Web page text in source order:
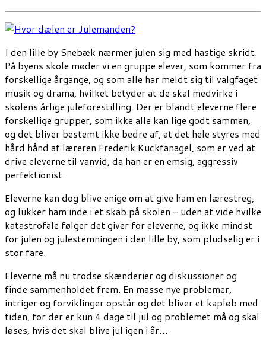
I den lille by Snebæk nærmer julen sig med hastige skridt.
På byens skole møder vi en gruppe elever, som kommer fra
forskellige årgange, og som alle har meldt sig til valgfaget
musik og drama, hvilket betyder at de skal medvirke i
skolens årlige juleforestilling. Der er blandt eleverne flere
forskellige grupper, som ikke alle kan lige godt sammen,
og det bliver bestemt ikke bedre af, at det hele styres med
hård hånd af læreren Frederik Kuckfanagel, som er ved at
drive eleverne til vanvid, da han er en emsig, aggressiv
perfektionist.
Eleverne kan dog blive enige om at give ham en lærestreg,
og lukker ham inde i et skab på skolen - uden at vide hvilke
katastrofale følger det giver for eleverne, og ikke mindst
for julen og julestemningen i den lille by, som pludselig er i
stor fare.
Eleverne må nu trodse skænderier og diskussioner og
finde sammenholdet frem. En masse nye problemer,
intriger og forviklinger opstår og det bliver et kapløb med
tiden, for der er kun 4 dage til jul og problemet må og skal
løses, hvis det skal blive jul igen i år…